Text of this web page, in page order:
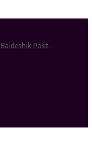
Baideshik Post.